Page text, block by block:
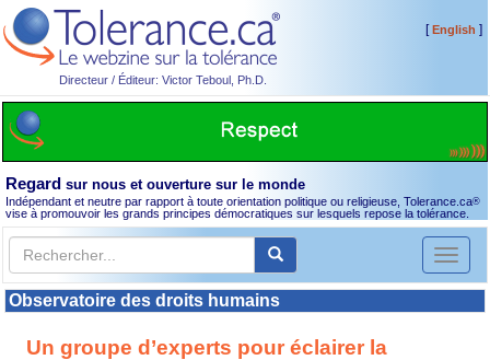
Directeur / Éditeur: Victor Teboul, Ph.D.
[English ]
Regard sur nous et ouverture sur le monde
Indépendant et neutre par rapport à toute orientation politique ou religieuse, Tolerance.ca®
vise à promouvoir les grands principes démocratiques sur lesquels repose la tolérance.
Toggle
Observatoire des droits humains
Un groupe d’experts pour éclairer la